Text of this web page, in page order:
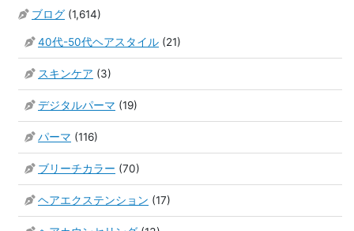
ブログ (1,614)
40代-50代ヘアスタイル (21)
スキンケア (3)
デジタルパーマ (19)
パーマ (116)
ブリーチカラー (70)
ヘアエクステンション (17)